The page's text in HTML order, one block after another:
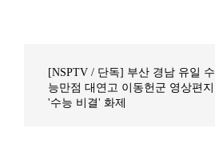
[NSPTV / 단독] 부산 경남 유일 수
능만점 대연고 이동헌군 영상편지
'수능 비결' 화제